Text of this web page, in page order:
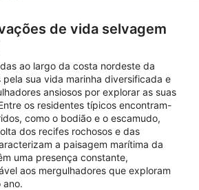
de vida selvagem
ao largo da costa nordeste da
pela sua vida marinha diversificada e
ansiosos por explorar as suas
os residentes típicos encontram-
como o bodião e o escamudo,
dos recifes rochosos e das
a paisagem marítima da
uma presença constante,
aos mergulhadores que exploram
ano.
informações em um
para selecionar
personalizada
publicidade
conteúdo